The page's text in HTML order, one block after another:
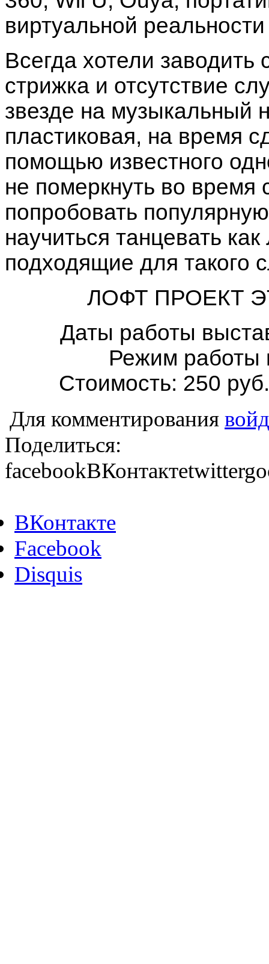
виртуальной
Всегда хотели
стрижка и отсутствие
звезде на музыкальный
пластиковая, на время
помощью известного
не померкнуть во
попробовать
научиться танцевать
подходящие для такого
ЛОФТ ПРОЕКТ
Даты работы
Режим работы
Стоимость: 250
Для комментирования
Поделиться:
facebookВКонтактеtwitter
ВКонтакте
Facebook
Disquis